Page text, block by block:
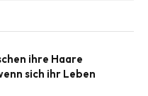
ihre Haare
sich ihr Leben